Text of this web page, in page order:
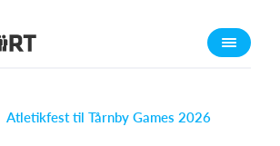
Atletikfest til Tårnby Games 2026